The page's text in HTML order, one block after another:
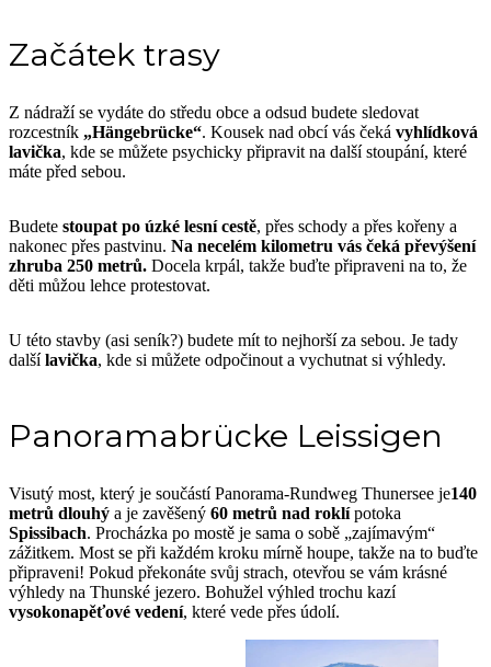
Začátek trasy
Z nádraží se vydáte do středu obce a odsud budete sledovat
rozcestník „Hängebrücke“. Kousek nad obcí vás čeká vyhlídková
lavička, kde se můžete psychicky připravit na další stoupání, které
máte před sebou.
Budete stoupat po úzké lesní cestě, přes schody a přes kořeny a
nakonec přes pastvinu. Na necelém kilometru vás čeká převýšení
zhruba 250 metrů. Docela krpál, takže buďte připraveni na to, že
děti můžou lehce protestovat.
U této stavby (asi seník?) budete mít to nejhorší za sebou. Je tady
dalšílavička, kde si můžete odpočinout a vychutnat si výhledy.
Panoramabrücke Leissigen
Visutý most, který je součástí Panorama-Rundweg Thunersee je140
metrů dlouhý a je zavěšený 60 metrů nad roklípotoka
Spissibach. Procházka po mostě je sama o sobě „zajímavým“
zážitkem. Most se při každém kroku mírně houpe, takže na to buďte
připraveni! Pokud překonáte svůj strach, otevřou se vám krásné
výhledy na Thunské jezero. Bohužel výhled trochu kazí
vysokonapěťové vedení, které vede přes údolí.